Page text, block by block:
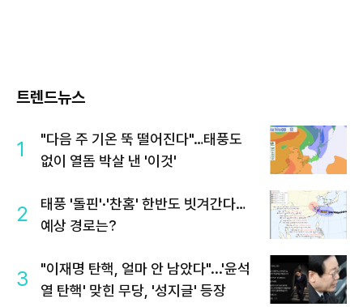
트렌드뉴스
1
"다음 주 기온 뚝 떨어진다"…태풍도
없이 열돔 박살 낸 '이것'
2
태풍 '돌핀'·'찬홈' 한반도 빗겨간다…
예상 경로는?
3
"이재명 탄핵, 얼마 안 남았다"...'윤석
열 탄핵' 맞힌 무당, '성지글' 등장